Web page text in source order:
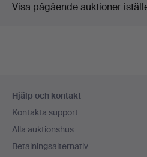
Visa pågående auktioner
Hjälp och kontakt
Kontakta support
Alla auktionshus
Betalningsalternativ